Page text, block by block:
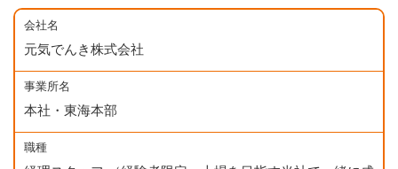
会社名
元気でんき株式会社
事業所名
本社・東海本部
職種